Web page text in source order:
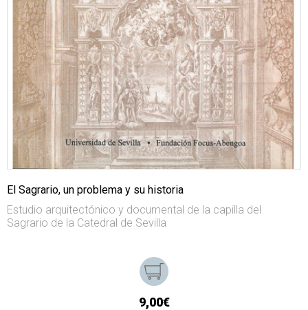
El Sagrario, un problema y su historia
Estudio arquitectónico y documental de la capilla del
Sagrario de la Catedral de Sevilla
9,00€